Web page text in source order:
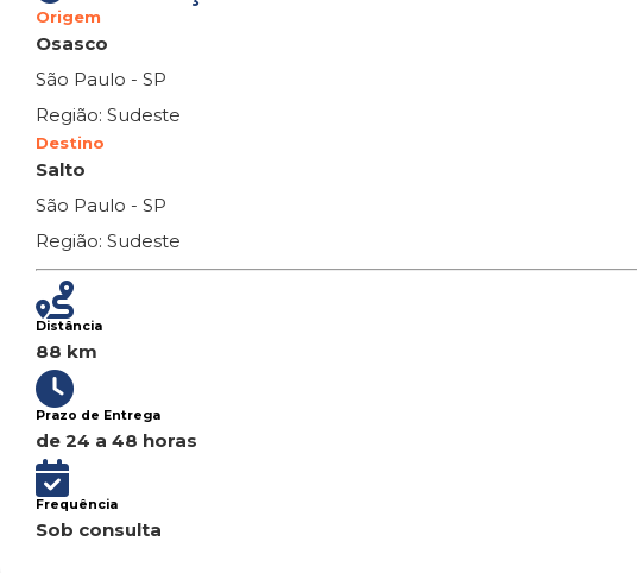
Origem
Osasco
São Paulo - SP
Região: Sudeste
Destino
Salto
São Paulo - SP
Região: Sudeste
Distância
88 km
Prazo de Entrega
de 24 a 48 horas
Frequência
Sob consulta